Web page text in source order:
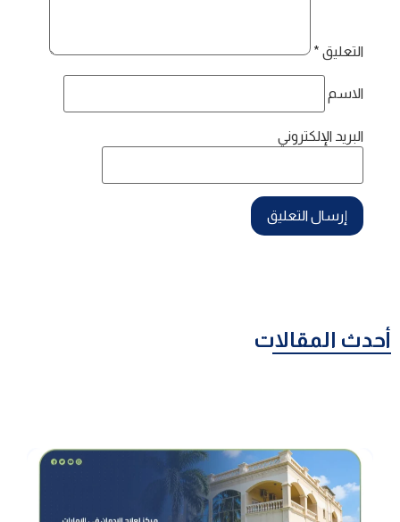
التعليق *
الاسم
البريد الإلكتروني
أحدث المقالات